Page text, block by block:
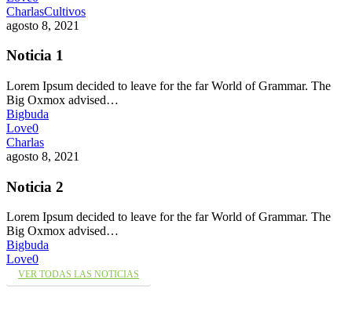
CharlasCultivos
agosto 8, 2021
Noticia 1
Lorem Ipsum decided to leave for the far World of Grammar. The
Big Oxmox advised…
Bigbuda
Love0
Charlas
agosto 8, 2021
Noticia 2
Lorem Ipsum decided to leave for the far World of Grammar. The
Big Oxmox advised…
Bigbuda
Love0
VER TODAS LAS NOTICIAS